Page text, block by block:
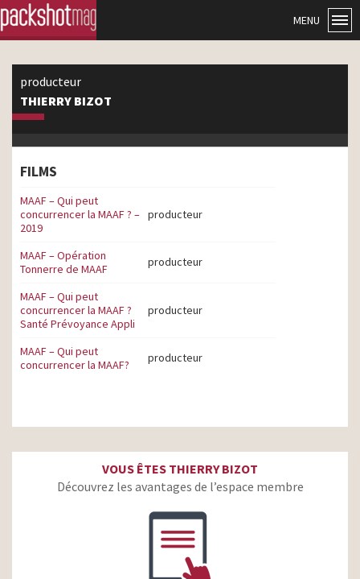
MENU
producteur
THIERRY BIZOT
FILMS
MAAF – Qui peut
concurrencer la MAAF ? –
2019
producteur
MAAF – Opération
Tonnerre de MAAF
producteur
MAAF – Qui peut
concurrencer la MAAF ?
Santé Prévoyance Appli
producteur
MAAF – Qui peut
concurrencer la MAAF?
producteur
VOUS ÊTES THIERRY BIZOT
Découvrez les avantages de l’espace membre